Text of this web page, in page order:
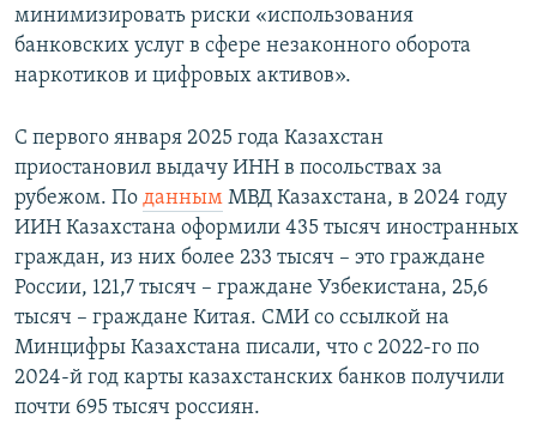
минимизировать риски «использования
банковских услуг в сфере незаконного оборота
наркотиков и цифровых активов».
С первого января 2025 года Казахстан
приостановил выдачу ИНН в посольствах за
рубежом. По данным МВД Казахстана, в 2024 году
ИИН Казахстана оформили 435 тысяч иностранных
граждан, из них более 233 тысяч – это граждане
России, 121,7 тысяч – граждане Узбекистана, 25,6
тысяч – граждане Китая. СМИ со ссылкой на
Минцифры Казахстана писали, что с 2022-го по
2024-й год карты казахстанских банков получили
почти 695 тысяч россиян.